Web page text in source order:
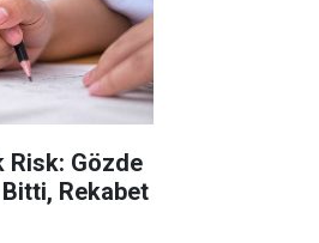
Risk: Gözde
Rekabet